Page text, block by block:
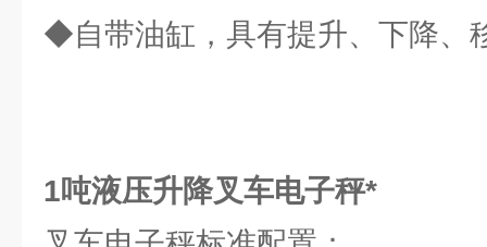
◆自带油缸，具有提升、下降、
1吨液压升降叉车电子秤*